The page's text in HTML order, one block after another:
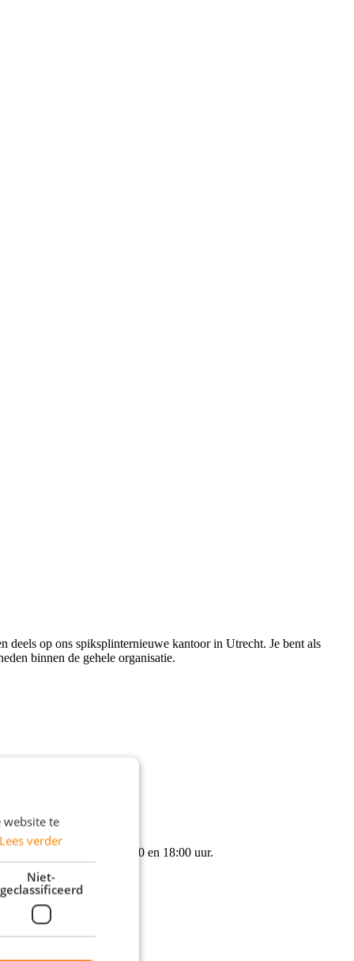
deels op ons spiksplinternieuwe kantoor in Utrecht. Je bent als
binnen de gehele organisatie.
live.
en zondag tussen 09:00 en 18:00 uur.
website te
Lees verder
Niet-
geclassificeerd